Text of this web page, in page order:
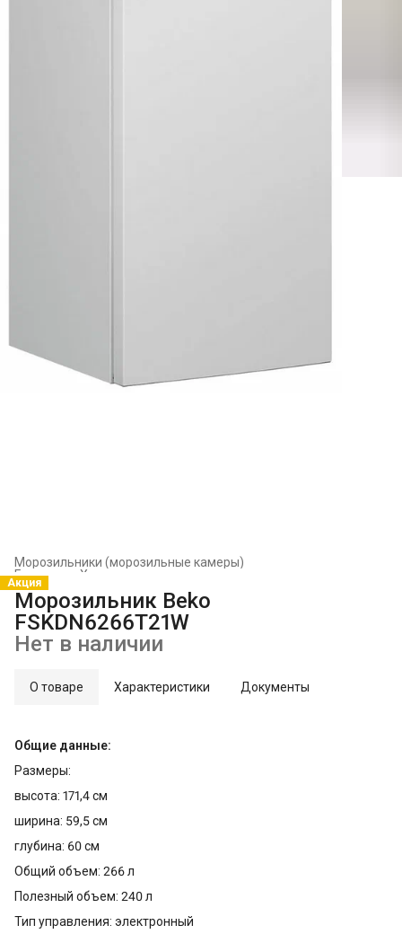
Морозильники (морозильные камеры)
Холодильники и морозильники
Главная
Акция
Морозильник Beko
FSKDN6266T21W
Нет в наличии
О товаре Характеристики Документы
Общие данные:
Размеры:
высота: 171,4 см
ширина: 59,5 см
глубина: 60 см
Общий объем: 266 л
Полезный объем: 240 л
Тип управления: электронный